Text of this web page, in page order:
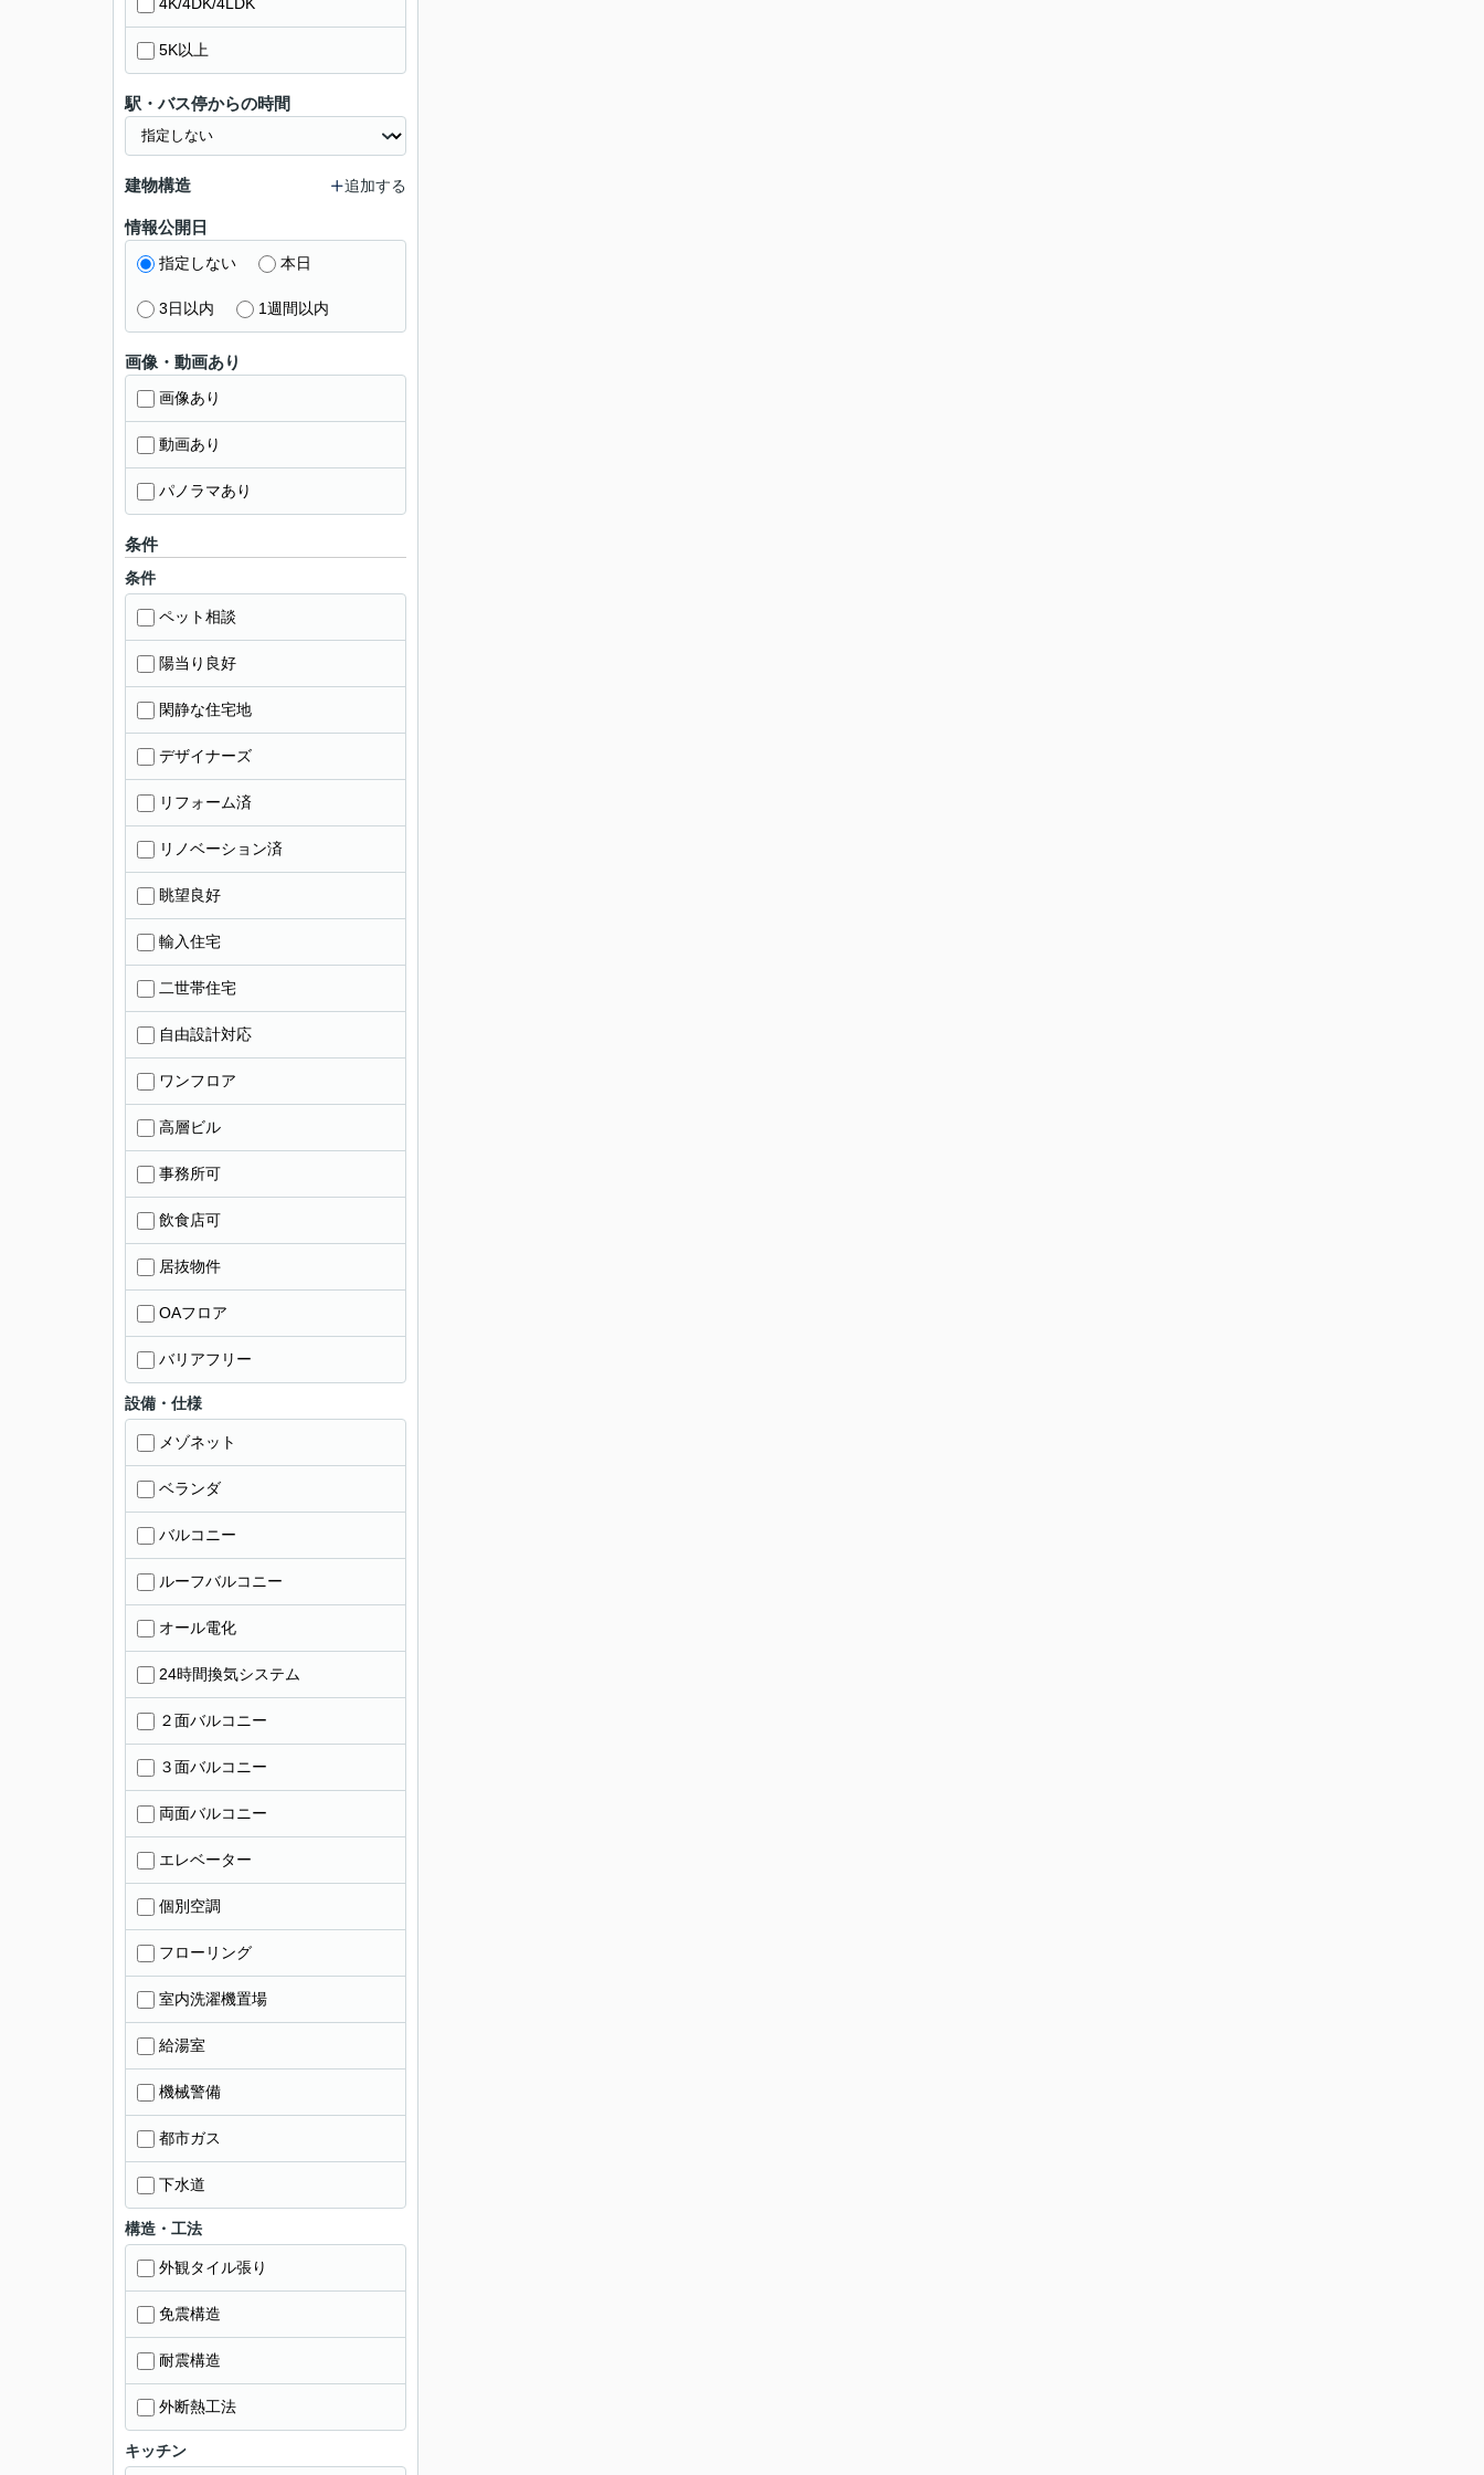
5K以上
駅・バス停からの時間
建物構造 追加する
情報公開日
指定しない 本日
3日以内 1週間以内
画像・動画あり
画像あり
動画あり
パノラマあり
条件
条件
ペット相談
陽当り良好
閑静な住宅地
デザイナーズ
リフォーム済
リノベーション済
眺望良好
輸入住宅
二世帯住宅
自由設計対応
ワンフロア
高層ビル
事務所可
飲食店可
居抜物件
OAフロア
バリアフリー
設備・仕様
メゾネット
ベランダ
バルコニー
ルーフバルコニー
オール電化
24時間換気システム
２面バルコニー
３面バルコニー
両面バルコニー
エレベーター
個別空調
フローリング
室内洗濯機置場
給湯室
機械警備
都市ガス
下水道
構造・工法
外観タイル張り
免震構造
耐震構造
外断熱工法
キッチン